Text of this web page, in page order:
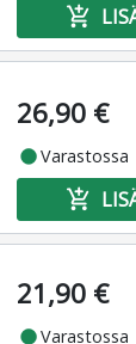
add_shopping_cart
26,90 €
fiber_manual_recordVarastossa
add_shopping_cart
21,90 €
fiber_manual_recordVarastossa